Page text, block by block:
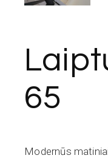
65
Modernūs